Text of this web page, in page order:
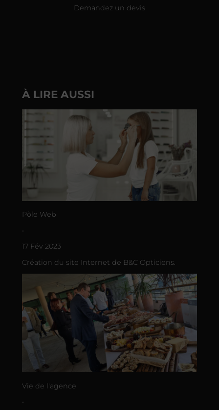
Demandez un devis
À LIRE AUSSI
Põle Web
•
17 Fév 2023
Création du site Internet de B&C Opticiens.
Vie de l'agence
•